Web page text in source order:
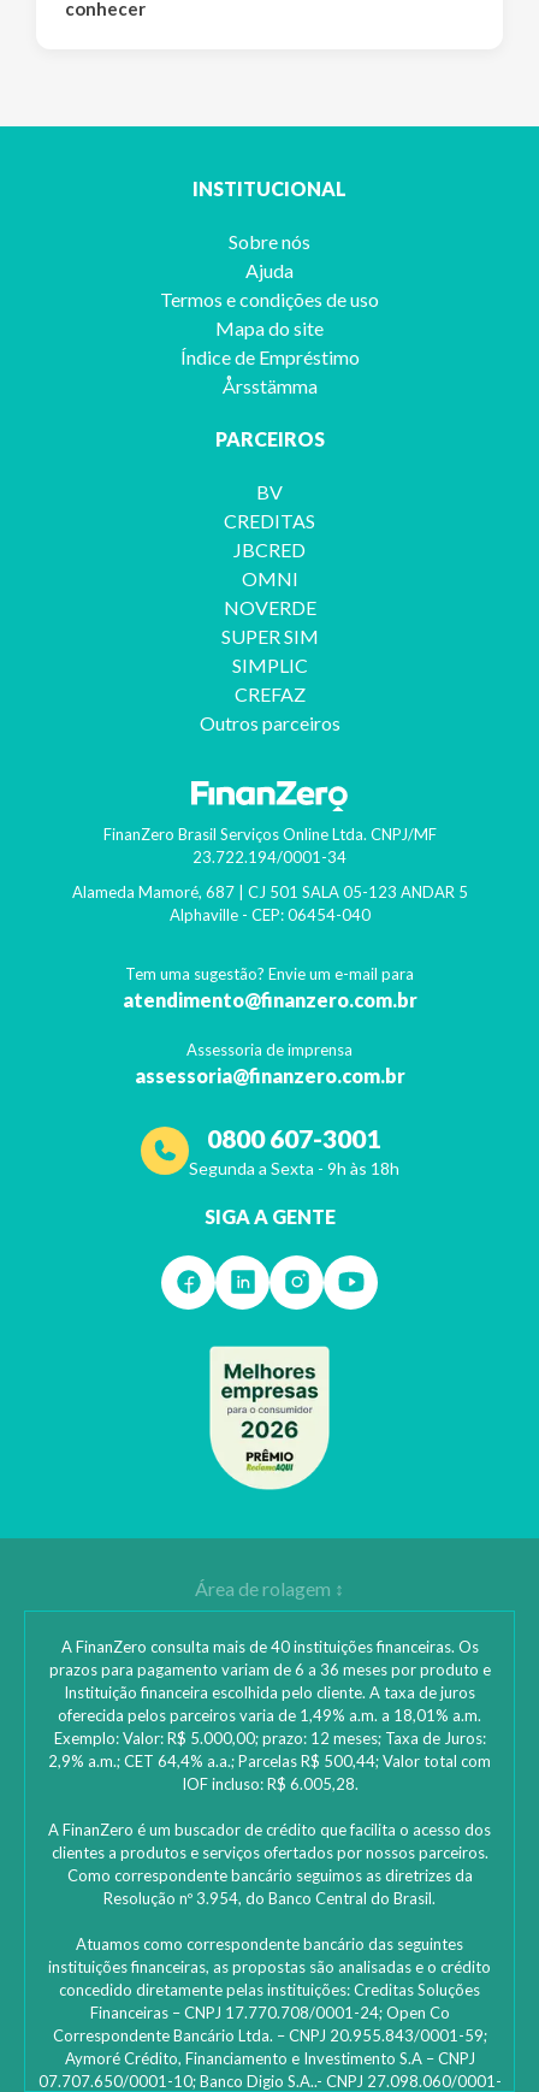
conhecer
INSTITUCIONAL
Sobre nós
Ajuda
Termos e condições de uso
Mapa do site
Índice de Empréstimo
Årsstämma
PARCEIROS
BV
CREDITAS
JBCRED
OMNI
NOVERDE
SUPER SIM
SIMPLIC
CREFAZ
Outros parceiros
FinanZero Brasil Serviços Online Ltda. CNPJ/MF
23.722.194/0001-34
Alameda Mamoré, 687 | CJ 501 SALA 05-123 ANDAR 5
Alphaville- CEP: 06454-040
Tem uma sugestão? Envie um e-mail para
atendimento@finanzero.com.br
Assessoria de imprensa
assessoria@finanzero.com.br
0800 607-3001
Segunda a Sexta - 9h às 18h
SIGA A GENTE
A FinanZero consulta mais de 40 instituições financeiras. Os
prazos para pagamento variam de 6 a 36 meses por produto e
Instituição financeira escolhida pelo cliente. A taxa de juros
oferecida pelos parceiros varia de 1,49% a.m. a 18,01% a.m.
Exemplo: Valor: R$ 5.000,00; prazo: 12 meses; Taxa de Juros:
2,9% a.m.; CET 64,4% a.a.; Parcelas R$ 500,44; Valor total com
IOF incluso: R$ 6.005,28.
A FinanZero é um buscador de crédito que facilita o acesso dos
clientes a produtos e serviços ofertados por nossos parceiros.
Como correspondente bancário seguimos as diretrizes da
Resolução nº 3.954, do Banco Central do Brasil.
Atuamos como correspondente bancário das seguintes
instituições financeiras, as propostas são analisadas e o crédito
concedido diretamente pelas instituições: ‎Creditas Soluções
Financeiras – CNPJ 17.770.708/0001-24; Open Co
Correspondente Bancário Ltda. – CNPJ 20.955.843/0001-59;
Aymoré Crédito, Financiamento e Investimento S.A – CNPJ
07.707.650/0001-10; Banco Digio S.A..- CNPJ 27.098.060/0001-